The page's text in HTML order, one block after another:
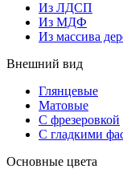
Из ЛДСП
Из МДФ
Из массива
Внешний вид
Глянцевые
Матовые
С фрезеровкой
С гладкими
Основные цвета